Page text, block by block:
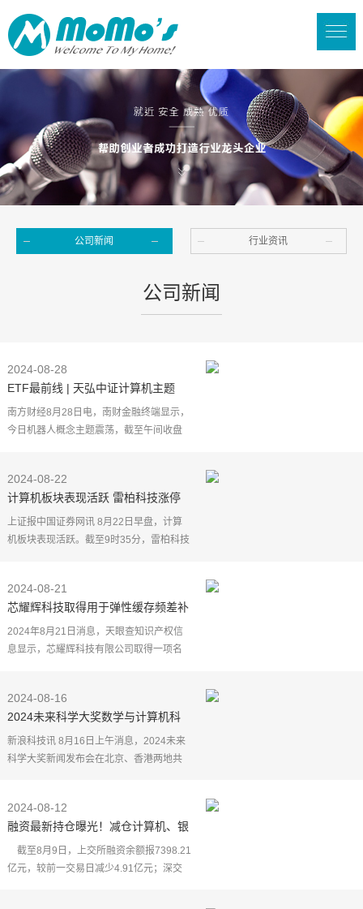
公司新闻 行业资讯
公司新闻
2024-08-28
ETF最前线 | 天弘中证计算机主题
ETF(159998)早盘收平，机器人概念
主题震荡，禾川科技上涨11.17%
南方财经8月28日电，南财金融终端显示，
今日机器人概念主题震荡，截至午间收盘
计算机主题ETF(159998)早盘收平，最
2024-08-22
计算机板块表现活跃 雷柏科技涨停
上证报中国证券网讯 8月22日早盘，计算
机板块表现活跃。截至9时35分，雷柏科技
2024-08-21
芯耀辉科技取得用于弹性缓存频差补
偿的控制方法、计算机设备及介质专
利，降低逻辑计数和数据传输时间
2024年8月21日消息，天眼查知识产权信
息显示，芯耀辉科技有限公司取得一项名
CN118312459B，申请日期为
2024-08-16
2024未来科学大奖数学与计算机科
学奖揭晓：孙斌勇获奖
新浪科技讯 8月16日上午消息，2024未来
科学大奖新闻发布会在北京、香港两地共
学奖"获奖名单
2024-08-12
融资最新持仓曝光！减仓计算机、银
行、汽车
截至8月9日，上交所融资余额报7398.21
亿元，较前一交易日减少4.91亿元；深交